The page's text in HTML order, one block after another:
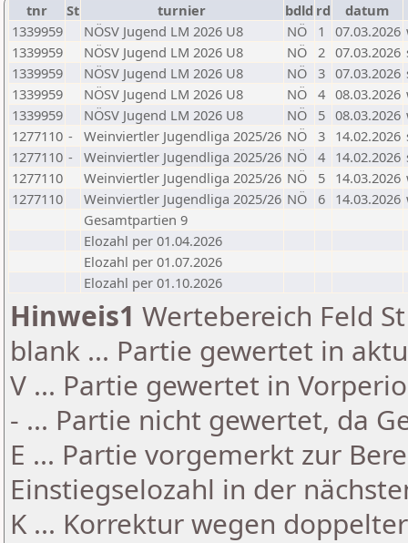
tnr St turnier bdld rd
datum
1339959
NÖSV Jugend LM 2026 U8 NÖ 1 07.03.2026
1339959
NÖSV Jugend LM 2026 U8 NÖ 2 07.03.2026
1339959
NÖSV Jugend LM 2026 U8 NÖ 3 07.03.2026
1339959
NÖSV Jugend LM 2026 U8 NÖ 4 08.03.2026
1339959
NÖSV Jugend LM 2026 U8 NÖ 5 08.03.2026
1277110 - Weinviertler Jugendliga 2025/26 NÖ 3 14.02.2026
1277110 - Weinviertler Jugendliga 2025/26 NÖ 4 14.02.2026
1277110
Weinviertler Jugendliga 2025/26 NÖ 5 14.03.2026
1277110
Weinviertler Jugendliga 2025/26 NÖ 6 14.03.2026
Gesamtpartien 9
Elozahl per 01.04.2026
Elozahl per 01.07.2026
Elozahl per 01.10.2026
Hinweis1 Wertebereich Feld
blank ... Partie gewertet in
V ... Partie gewertet in
- ... Partie nicht gewertet, da
E ... Partie vorgemerkt zur
Einstiegselozahl in der
K ... Korrektur wegen